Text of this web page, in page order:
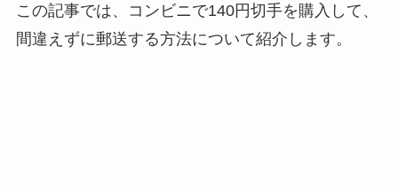
この記事では、コンビニで140円切手を購入して、
間違えずに郵送する方法について紹介します。